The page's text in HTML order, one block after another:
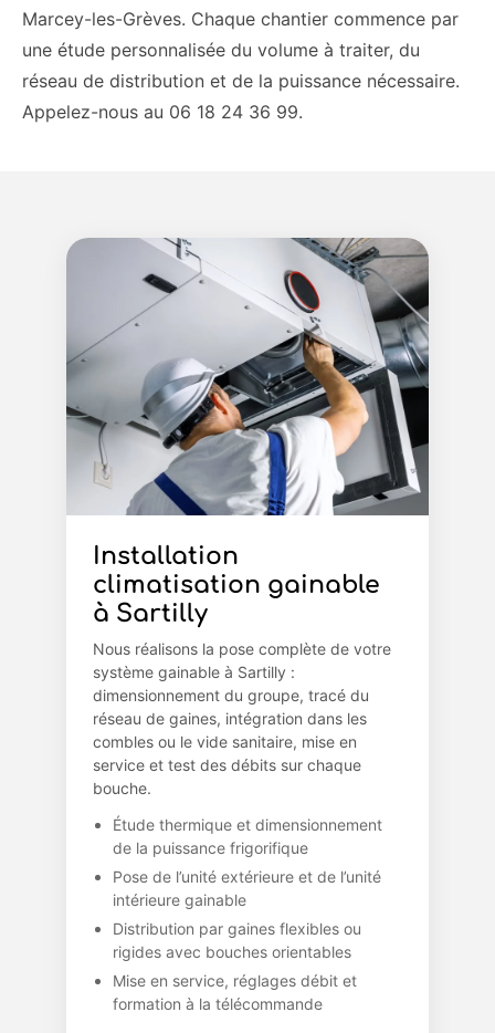
Marcey-les-Grèves. Chaque chantier commence par
une étude personnalisée du volume à traiter, du
réseau de distribution et de la puissance nécessaire.
Appelez-nous au 06 18 24 36 99.
Installation
climatisation gainable
à Sartilly
Nous réalisons la pose complète de votre
système gainable à Sartilly :
dimensionnement du groupe, tracé du
réseau de gaines, intégration dans les
combles ou le vide sanitaire, mise en
service et test des débits sur chaque
bouche.
Étude thermique et dimensionnement
de la puissance frigorifique
Pose de l’unité extérieure et de l’unité
intérieure gainable
Distribution par gaines flexibles ou
rigides avec bouches orientables
Mise en service, réglages débit et
formation à la télécommande